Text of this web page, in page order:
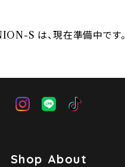
S は、現在準備中です。
Shop About